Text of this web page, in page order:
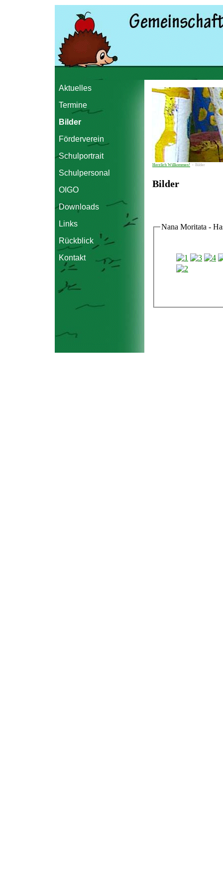
Aktuelles
Termine
Bilder
Förderverein
Schulportrait
Schulpersonal
OIGO
Downloads
Links
Rückblick
Kontakt
Herzlich Willkommen! › Bilder
Bilder
Nana Moritata -